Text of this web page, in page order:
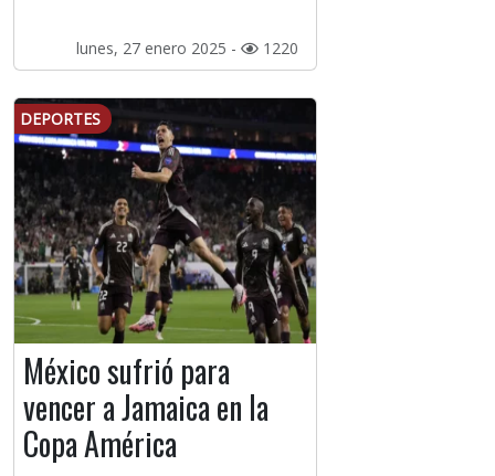
lunes, 27 enero 2025 - 1220
DEPORTES
México sufrió para
vencer a Jamaica en la
Copa América